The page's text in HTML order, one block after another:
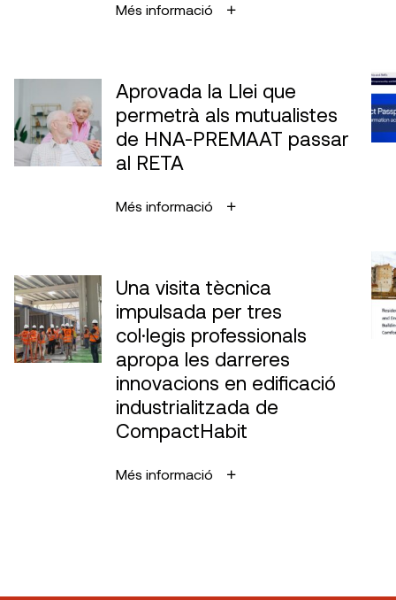
Més informació
Aprovada la Llei que
permetrà als mutualistes
de HNA-PREMAAT passar
al RETA
Més informació
Una visita tècnica
impulsada per tres
col·legis professionals
apropa les darreres
innovacions en edificació
industrialitzada de
CompactHabit
Més informació